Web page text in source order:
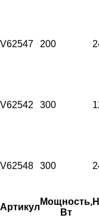
V62547 200
V62542 300
V62548 300
Артикул
Мощность,
Вт